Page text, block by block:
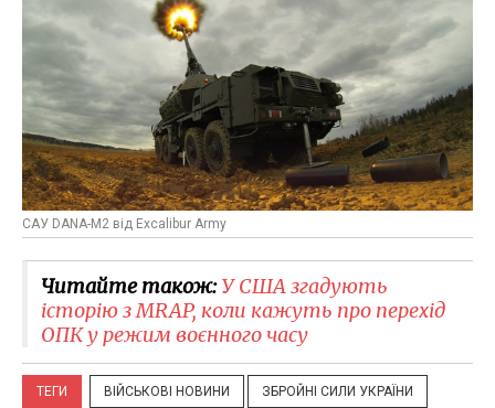
САУ DANA-M2 від Excalibur Army
Читайте також:У США згадують
історію з MRAP, коли кажуть про перехід
ОПК у режим воєнного часу
ТЕГИ ВІЙСЬКОВІ НОВИНИ ЗБРОЙНІ СИЛИ УКРАЇНИ